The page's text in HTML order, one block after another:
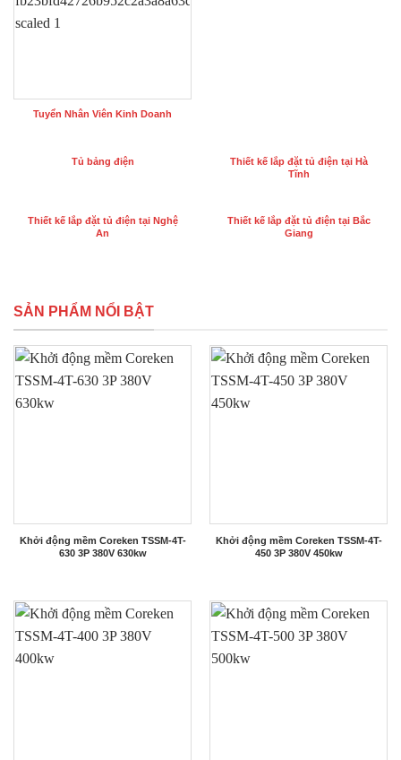
Tuyển Nhân Viên Kinh Doanh
Tủ bảng điện
Thiết kế lắp đặt tủ điện tại Hà
Tĩnh
Thiết kế lắp đặt tủ điện tại Nghệ
An
Thiết kế lắp đặt tủ điện tại Bắc
Giang
SẢN PHẨM NỔI BẬT
Khởi động mềm Coreken TSSM-4T-
630 3P 380V 630kw
Khởi động mềm Coreken TSSM-4T-
450 3P 380V 450kw